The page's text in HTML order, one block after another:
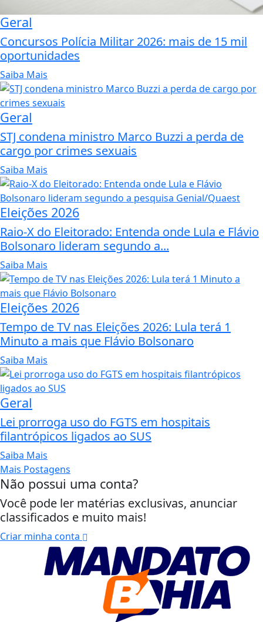
Geral
Concursos Polícia Militar 2026: mais de 15 mil
oportunidades
Saiba Mais
Geral
STJ condena ministro Marco Buzzi a perda de
cargo por crimes sexuais
Saiba Mais
Eleições 2026
Raio-X do Eleitorado: Entenda onde Lula e Flávio
Bolsonaro lideram segundo a...
Saiba Mais
Eleições 2026
Tempo de TV nas Eleições 2026: Lula terá 1
Minuto a mais que Flávio Bolsonaro
Saiba Mais
Geral
Lei prorroga uso do FGTS em hospitais
filantrópicos ligados ao SUS
Saiba Mais
Mais Postagens
Não possui uma conta?
Você pode ler matérias exclusivas, anunciar
classificados e muito mais!
Criar minha conta